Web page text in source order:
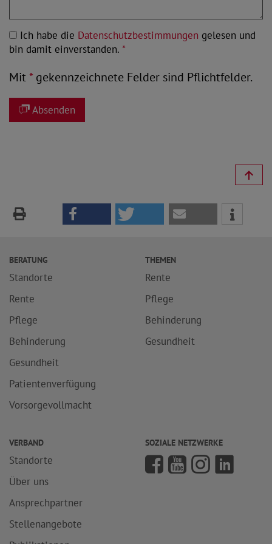
Ich habe die Datenschutzbestimmungen gelesen und
bin damit einverstanden. *
Mit*gekennzeichnete Felder sind Pflichtfelder.
Absenden
BERATUNG
Standorte
Rente
Pflege
Behinderung
Gesundheit
Patientenverfügung
Vorsorgevollmacht
THEMEN
Rente
Pflege
Behinderung
Gesundheit
VERBAND
Standorte
Über uns
Ansprechpartner
Stellenangebote
SOZIALE NETZWERKE